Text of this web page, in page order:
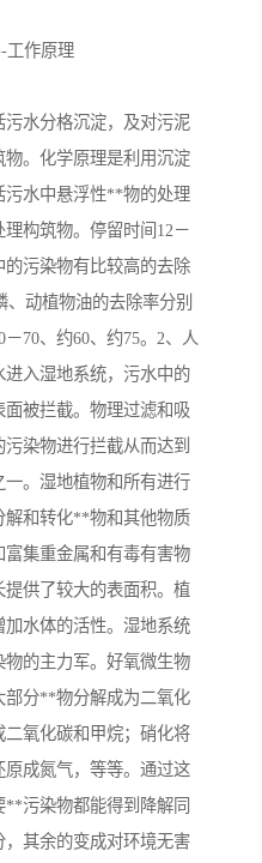
工作原理
水分格沉淀，及对污泥
。化学原理是利用沉淀
污水中悬浮性**物的处理
构筑物。停留时间12－
污染物有比较高的去除
、动植物油的去除率分别
－70、约60、约75。2、人
入湿地系统，污水中的
被拦截。物理过滤和吸
染物进行拦截从而达到
。湿地植物和所有进行
和转化**物和其他物质
集重金属和有毒有害物
供了较大的表面积。植
水体的活性。湿地系统
的主力军。好氧微生物
部分**物分解成为二氧化
氧化碳和甲烷；硝化将
成氮气，等等。通过这
污染物都能得到降解同
其余的变成对环境无害
备
小型污水处理设备
农村一体化污水处理设备
小型一体化污水处理设备
集中式生活污水处理设备
化粪池一体化污水处理设
塑料污水处理设备
奶制品加工污水处理设备
污水处理设备设备生产厂
家
餐厨垃圾污水处理设备
变电站污水处理设备
美容院一体化污水处理设
备
你猜生活污水处理设备
玻璃钢污水处理设备